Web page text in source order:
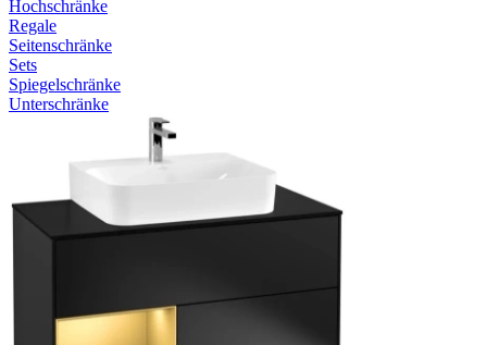
Hochschränke
Regale
Seitenschränke
Sets
Spiegelschränke
Unterschränke